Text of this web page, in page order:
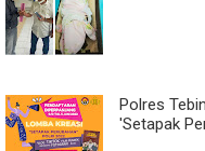
Polres
'Setapak